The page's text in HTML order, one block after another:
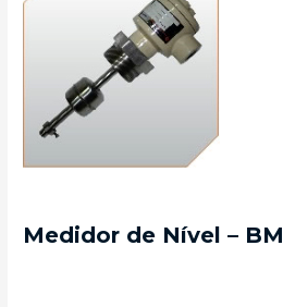
Medidor de Nível – BM